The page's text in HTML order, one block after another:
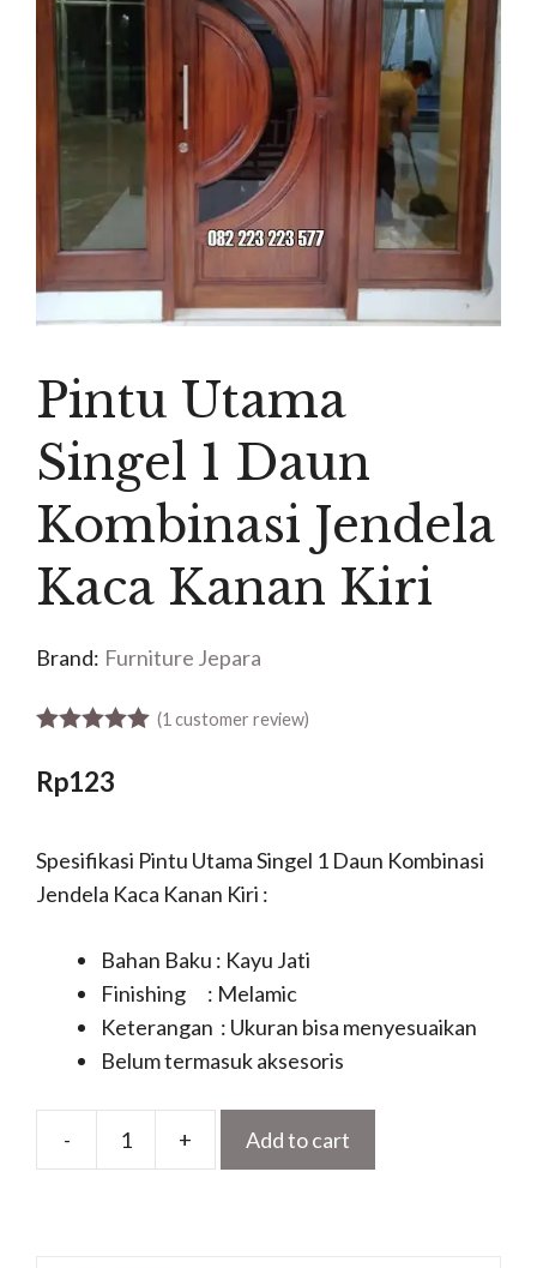
Pintu Utama
Singel 1 Daun
Kombinasi Jendela
Kaca Kanan Kiri
Brand: Furniture Jepara
(1 customer review)
Rp123
Spesifikasi Pintu Utama Singel 1 Daun Kombinasi
Jendela Kaca Kanan Kiri :
Bahan Baku : Kayu Jati
Finishing : Melamic
Keterangan : Ukuran bisa menyesuaikan
Belum termasuk aksesoris
-
Pintu
+ Add to cart